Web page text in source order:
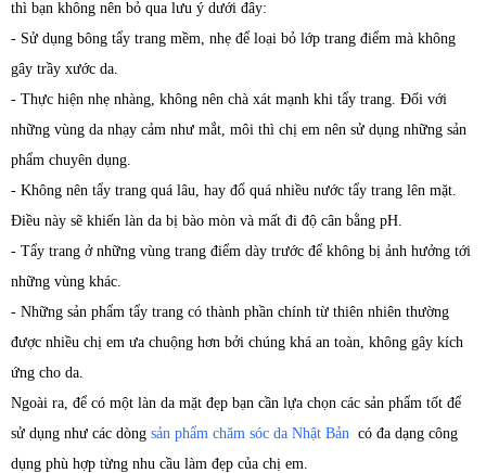
thì bạn không nên bỏ qua lưu ý dưới đây:
- Sử dụng bông tẩy trang mềm, nhẹ để loại bỏ lớp trang điểm mà không
gây trầy xước da.
- Thực hiện nhẹ nhàng, không nên chà xát mạnh khi tẩy trang. Đối với
những vùng da nhạy cảm như mắt, môi thì chị em nên sử dụng những sản
phẩm chuyên dụng.
- Không nên tẩy trang quá lâu, hay đổ quá nhiều nước tẩy trang lên mặt.
Điều này sẽ khiến làn da bị bào mòn và mất đi độ cân bằng pH.
- Tẩy trang ở những vùng trang điểm dày trước để không bị ảnh hưởng tới
những vùng khác.
- Những sản phẩm tẩy trang có thành phần chính từ thiên nhiên thường
được nhiều chị em ưa chuộng hơn bởi chúng khá an toàn, không gây kích
ứng cho da.
Ngoài ra, để có một làn da mặt đẹp bạn cần lựa chọn các sản phẩm tốt để
sử dụng như các dòng sản phẩm chăm sóc da Nhật Bản có đa dạng công
dụng phù hợp từng nhu cầu làm đẹp của chị em.